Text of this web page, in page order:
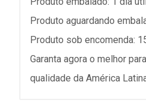
Produto aguardando
Produto sob encomenda:
Garanta agora o melhor
qualidade da América